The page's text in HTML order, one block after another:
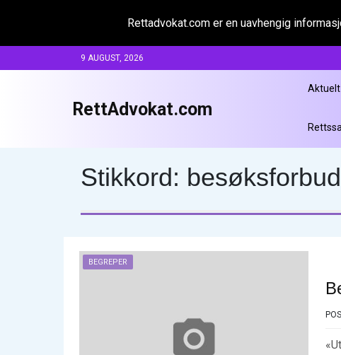
Rettadvokat.com er en uavhengig
to
9 AUGUST, 2026
RettAdvokat.com
Aktuelt
Stikkord:
BEGREPER